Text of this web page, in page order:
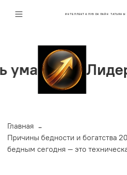
ИНТЕЛЛЕКТ КЛУБ ОНЛАЙН ТАТЬЯНЫ
Лидерство и
Главная
Причины бедности и богатства
бедным сегодня — это